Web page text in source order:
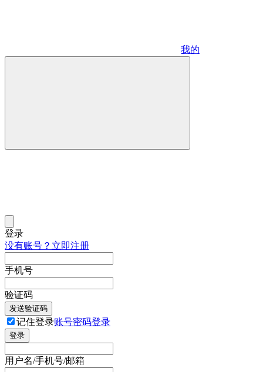
我的
登录
没有账号？立即注册
手机号
验证码
发送验证码
记住登录账号密码登录
登录
用户名/手机号/邮箱